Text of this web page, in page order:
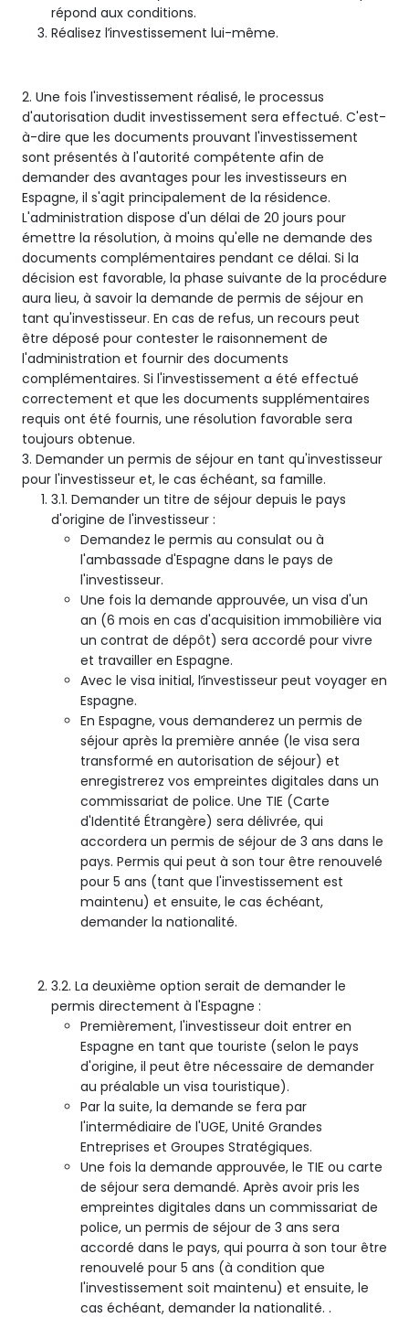
répond aux conditions.
Réalisez l’investissement lui-même.
2. Une fois l'investissement réalisé, le processus
d'autorisation dudit investissement sera effectué. C'est-
à-dire que les documents prouvant l'investissement
sont présentés à l'autorité compétente afin de
demander des avantages pour les investisseurs en
Espagne, il s'agit principalement de la résidence.
L'administration dispose d'un délai de 20 jours pour
émettre la résolution, à moins qu'elle ne demande des
documents complémentaires pendant ce délai. Si la
décision est favorable, la phase suivante de la procédure
aura lieu, à savoir la demande de permis de séjour en
tant qu'investisseur. En cas de refus, un recours peut
être déposé pour contester le raisonnement de
l'administration et fournir des documents
complémentaires. Si l'investissement a été effectué
correctement et que les documents supplémentaires
requis ont été fournis, une résolution favorable sera
toujours obtenue.
3. Demander un permis de séjour en tant qu'investisseur
pour l'investisseur et, le cas échéant, sa famille.
3.1. Demander un titre de séjour depuis le pays
d'origine de l'investisseur :
Demandez le permis au consulat ou à
l'ambassade d'Espagne dans le pays de
l'investisseur.
Une fois la demande approuvée, un visa d'un
an (6 mois en cas d'acquisition immobilière via
un contrat de dépôt) sera accordé pour vivre
et travailler en Espagne.
Avec le visa initial, l’investisseur peut voyager en
Espagne.
En Espagne, vous demanderez un permis de
séjour après la première année (le visa sera
transformé en autorisation de séjour) et
enregistrerez vos empreintes digitales dans un
commissariat de police. Une TIE (Carte
d'Identité Étrangère) sera délivrée, qui
accordera un permis de séjour de 3 ans dans le
pays. Permis qui peut à son tour être renouvelé
pour 5 ans (tant que l'investissement est
maintenu) et ensuite, le cas échéant,
demander la nationalité.
3.2. La deuxième option serait de demander le
permis directement à l'Espagne :
Premièrement, l'investisseur doit entrer en
Espagne en tant que touriste (selon le pays
d'origine, il peut être nécessaire de demander
au préalable un visa touristique).
Par la suite, la demande se fera par
l'intermédiaire de l'UGE, Unité Grandes
Entreprises et Groupes Stratégiques.
Une fois la demande approuvée, le TIE ou carte
de séjour sera demandé. Après avoir pris les
empreintes digitales dans un commissariat de
police, un permis de séjour de 3 ans sera
accordé dans le pays, qui pourra à son tour être
renouvelé pour 5 ans (à condition que
l'investissement soit maintenu) et ensuite, le
cas échéant, demander la nationalité. .